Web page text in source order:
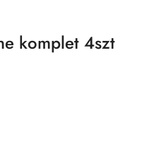
komplet 4szt